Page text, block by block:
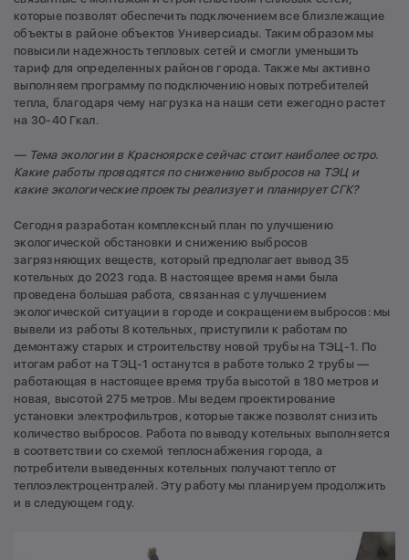
которые позволят обеспечить подключением все близлежащие
объекты в районе объектов Универсиады. Таким образом мы
повысили надежность тепловых сетей и смогли уменьшить
тариф для определенных районов города. Также мы активно
выполняем программу по подключению новых потребителей
тепла, благодаря чему нагрузка на наши сети ежегодно растет
на 30-40 Гкал.
— Тема экологии в Красноярске сейчас стоит наиболее остро.
Какие работы проводятся по снижению выбросов на ТЭЦ и
какие экологические проекты реализует и планирует СГК?
Сегодня разработан комплексный план по улучшению
экологической обстановки и снижению выбросов
загрязняющих веществ, который предполагает вывод 35
котельных до 2023 года. В настоящее время нами была
проведена большая работа, связанная с улучшением
экологической ситуации в городе и сокращением выбросов: мы
вывели из работы 8 котельных, приступили к работам по
демонтажу старых и строительству новой трубы на ТЭЦ-1. По
итогам работ на ТЭЦ-1 останутся в работе только 2 трубы —
работающая в настоящее время труба высотой в 180 метров и
новая, высотой 275 метров. Мы ведем проектирование
установки электрофильтров, которые также позволят снизить
количество выбросов. Работа по выводу котельных выполняется
в соответствии со схемой теплоснабжения города, а
потребители выведенных котельных получают тепло от
теплоэлектроцентралей. Эту работу мы планируем продолжить
и в следующем году.